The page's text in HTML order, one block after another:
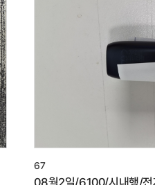
67